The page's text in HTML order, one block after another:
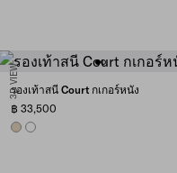
3D VIEW
รองเท้าสนี Court กเกอร์หนัง
฿ 33,500
DESERT BEIGE
WHITE